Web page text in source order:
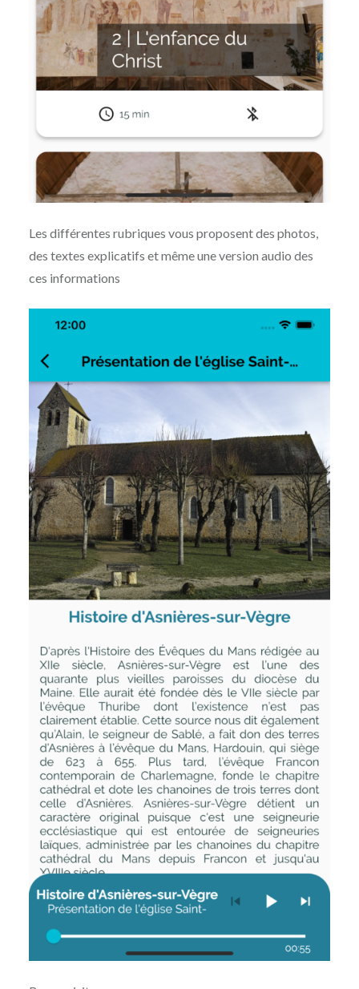
Les différentes rubriques vous proposent des photos,
des textes explicatifs et même une version audio des
ces informations